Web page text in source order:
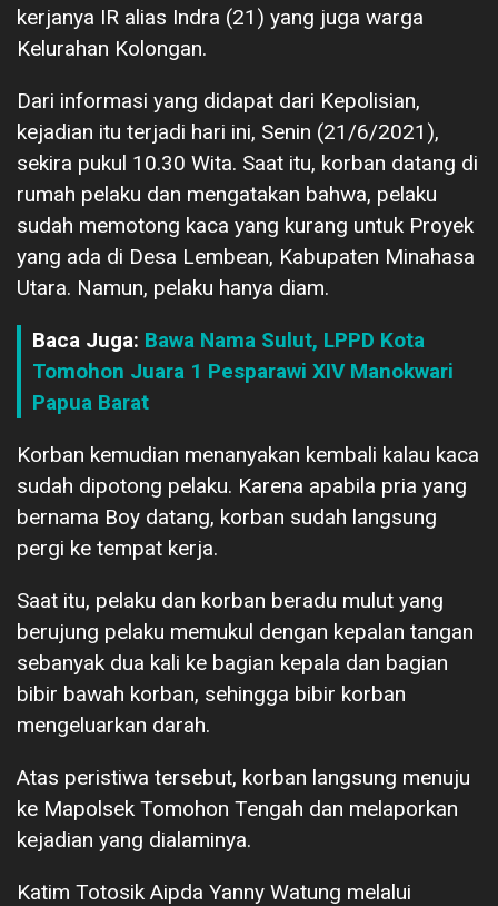
kerjanya IR alias Indra (21) yang juga warga
Kelurahan Kolongan.
Dari informasi yang didapat dari Kepolisian,
kejadian itu terjadi hari ini, Senin (21/6/2021),
sekira pukul 10.30 Wita. Saat itu, korban datang di
rumah pelaku dan mengatakan bahwa, pelaku
sudah memotong kaca yang kurang untuk Proyek
yang ada di Desa Lembean, Kabupaten Minahasa
Utara. Namun, pelaku hanya diam.
Baca Juga: Bawa Nama Sulut, LPPD Kota
Tomohon Juara 1 Pesparawi XIV Manokwari
Papua Barat
Korban kemudian menanyakan kembali kalau kaca
sudah dipotong pelaku. Karena apabila pria yang
bernama Boy datang, korban sudah langsung
pergi ke tempat kerja.
Saat itu, pelaku dan korban beradu mulut yang
berujung pelaku memukul dengan kepalan tangan
sebanyak dua kali ke bagian kepala dan bagian
bibir bawah korban, sehingga bibir korban
mengeluarkan darah.
Atas peristiwa tersebut, korban langsung menuju
ke Mapolsek Tomohon Tengah dan melaporkan
kejadian yang dialaminya.
Katim Totosik Aipda Yanny Watung melalui